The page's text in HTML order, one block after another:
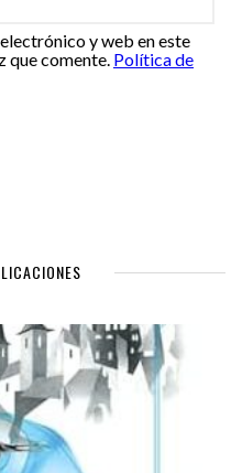
y web en este
que comente. Política de